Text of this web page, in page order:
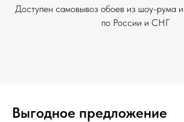
Доступен самовывоз обоев из шоу-рума и
по России и СНГ
Выгодное предложение